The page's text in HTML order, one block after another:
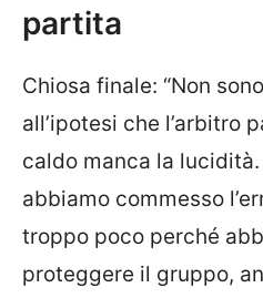
partita
Chiosa finale: “Non
all’ipotesi che l’arbitro
caldo manca la
abbiamo commesso
troppo poco perché
proteggere il gruppo,